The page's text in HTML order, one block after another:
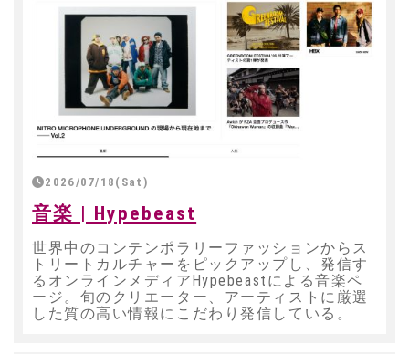
2026/07/18(Sat)
音楽 | Hypebeast
世界中のコンテンポラリーファッションからス
トリートカルチャーをピックアップし、発信す
るオンラインメディアHypebeastによる音楽ペ
ージ。旬のクリエーター、アーティストに厳選
した質の高い情報にこだわり発信している。